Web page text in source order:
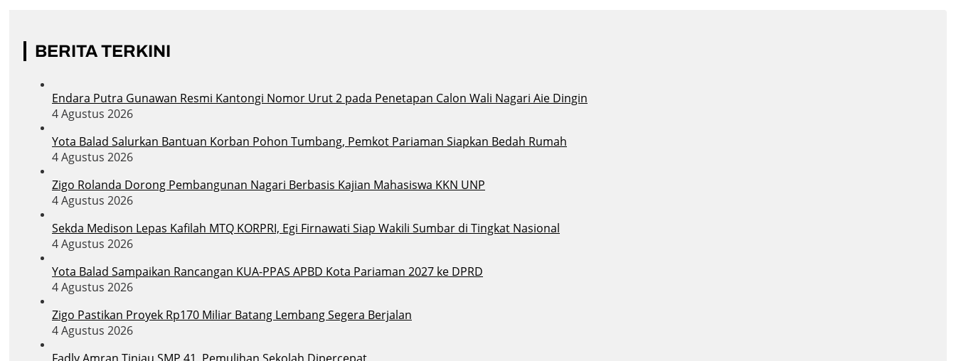
BERITA TERKINI
Endara Putra Gunawan Resmi Kantongi Nomor Urut 2 pada Penetapan Calon Wali Nagari Aie Dingin
4 Agustus 2026
Yota Balad Salurkan Bantuan Korban Pohon Tumbang, Pemkot Pariaman Siapkan Bedah Rumah
4 Agustus 2026
Zigo Rolanda Dorong Pembangunan Nagari Berbasis Kajian Mahasiswa KKN UNP
4 Agustus 2026
Sekda Medison Lepas Kafilah MTQ KORPRI, Egi Firnawati Siap Wakili Sumbar di Tingkat Nasional
4 Agustus 2026
Yota Balad Sampaikan Rancangan KUA-PPAS APBD Kota Pariaman 2027 ke DPRD
4 Agustus 2026
Zigo Pastikan Proyek Rp170 Miliar Batang Lembang Segera Berjalan
4 Agustus 2026